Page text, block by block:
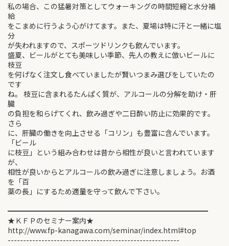
私の場合、この猛暑対策としてウォーキングの時間短縮と水分補
給
をこまめに行うよう心がけてます。また、夏場は特に汗と一緒に塩
分
が失われますので、スポーツドリンクも飲んでいます。
盛夏、ビールがとても美味しい季節、先人の教えに倣いビールに
枝豆
を何げなく注文し食べていましたが賢いつまみ選びをしていたの
です
ね。 枝豆に含まれるたんぱく質が、アルコールの分解を助け・肝
臓
の負担を和らげてくれ、飲み過ぎや二日酔い防止に効果的です。
さら
に、肝臓の働きを向上させる「コリン」も豊富に含んでいます。
「ビール
に枝豆」という組み合わせは昔から相性が良いと言われています
が、
相性が良いからとアルコールの飲み過ぎに注意しましょう。お酒
を「百
薬の長」にするため適量を守って飲んで下さい。
━━━━━━━━━━━━━━━━━━━━━━━━━━━━
★ＫＦＰのセミナー案内★
http://www.fp-kanagawa.com/seminar/index.html#top
--------------------------------------------------------